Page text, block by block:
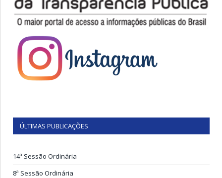
ÚLTIMAS PUBLICAÇÕES
14ª Sessão Ordinária
8ª Sessão Ordinária